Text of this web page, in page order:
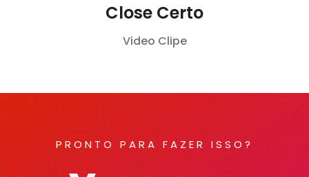
Close Certo
Video Clipe
PRONTO PARA FAZER ISSO?